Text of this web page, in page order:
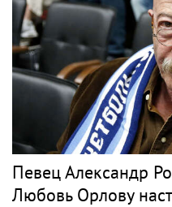
Певец Александр
Любовь Орлову